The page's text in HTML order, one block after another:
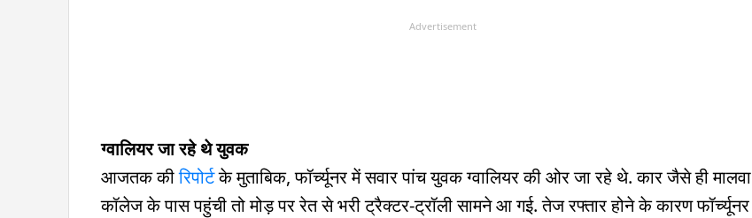
Advertisement
ग्वालियर जा रहे थे युवक
आजतक कीरिपोर्टके मुताबिक, फॉर्च्यूनर में सवार पांच युवक ग्वालियर की ओर जा रहे थे. कार जैसे ही मालवा
कॉलेज के पास पहुंची तो मोड़ पर रेत से भरी ट्रैक्टर-ट्रॉली सामने आ गई. तेज रफ्तार होने के कारण फॉर्च्यूनर